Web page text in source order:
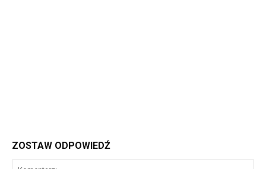
ZOSTAW ODPOWIEDŹ